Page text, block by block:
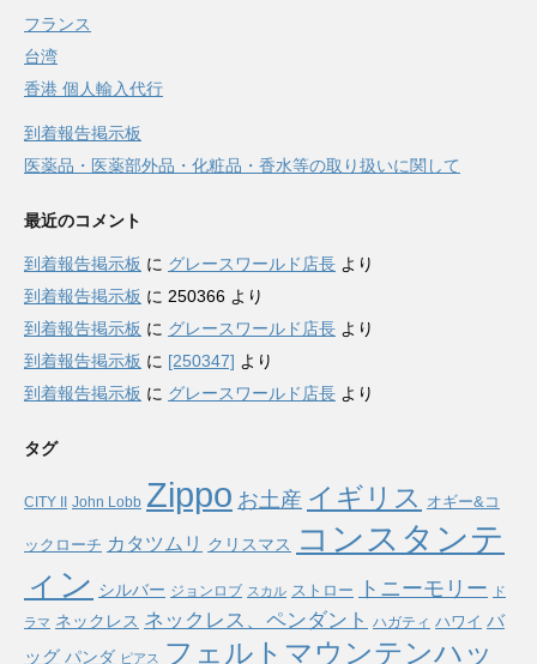
フランス
台湾
香港 個人輸入代行
到着報告掲示板
医薬品・医薬部外品・化粧品・香水等の取り扱いに関して
最近のコメント
到着報告掲示板 に グレースワールド店長 より
到着報告掲示板 に 250366 より
到着報告掲示板 に グレースワールド店長 より
到着報告掲示板 に [250347] より
到着報告掲示板 に グレースワールド店長 より
タグ
CITY II John Lobb Zippo お土産 イギリス オギー&コ
ックローチ カタツムリ クリスマス
コンスタンテ
ィン シルバー ジョンロブ スカル ストロー トニーモリー ド
ラマ ネックレス ネックレス、ペンダント ハガティ ハワイ バ
ッグ パンダ ピアス
フェルトマウンテンハッ